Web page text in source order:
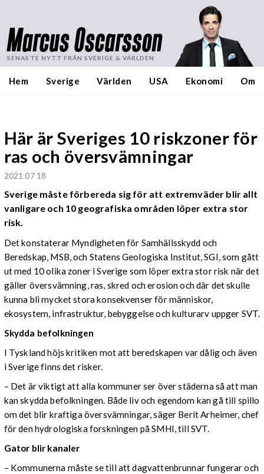
Marcus Oscarsson
SENASTE NYTT FRÅN SVERIGE & VÄRLDEN
Hem Sverige Världen USA Ekonomi Om
Här är Sveriges 10 riskzoner för
ras och översvämningar
2021 07 18
Sverige måste förbereda sig för att extremväder blir allt
vanligare och 10 geografiska områden löper extra stor
risk.
Det konstaterar Myndigheten för Samhällsskydd och
Beredskap, MSB, och Statens Geologiska Institut, SGI, som gått
ut med 10 olika zoner i Sverige som löper extra stor risk när det
gäller översvämning, ras, skred och erosion och där det skulle
kunna bli mycket stora konsekvenser för människor,
ekosystem, infrastruktur, bebyggelse och kulturarv uppger SVT.
Skydda befolkningen
I Tyskland höjs kritiken mot att beredskapen var dålig och även
i Sverige finns det risker.
– Det är viktigt att alla kommuner ser över städerna så att man
kan skydda befolkningen. Både liv och egendom kan gå till spillo
om det blir kraftiga översvämningar, säger Berit Arheimer, chef
för den hydrologiska forskningen på SMHI, till SVT.
Gator blir kanaler
– Kommunerna måste se till att dagvattenbrunnar fungerar och